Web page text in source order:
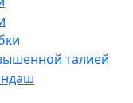
талией